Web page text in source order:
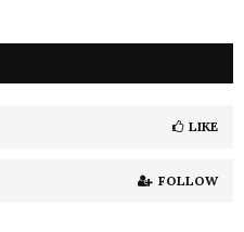
LIKE
FOLLOW